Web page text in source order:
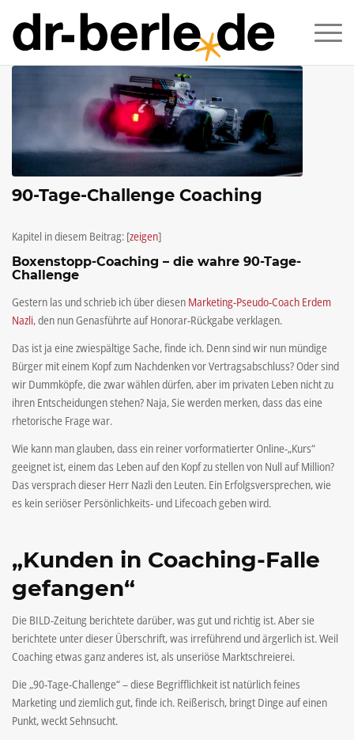
90-Tage-Challenge Coaching
Kapitel in diesem Beitrag: [zeigen]
Boxenstopp-Coaching – die wahre 90-Tage-
Challenge
Gestern las und schrieb ich über diesen Marketing-Pseudo-Coach Erdem
Nazli, den nun Genasführte auf Honorar-Rückgabe verklagen.
Das ist ja eine zwiespältige Sache, finde ich. Denn sind wir nun mündige
Bürger mit einem Kopf zum Nachdenken vor Vertragsabschluss? Oder sind
wir Dummköpfe, die zwar wählen dürfen, aber im privaten Leben nicht zu
ihren Entscheidungen stehen? Naja, Sie werden merken, dass das eine
rhetorische Frage war.
Wie kann man glauben, dass ein reiner vorformatierter Online-„Kurs“
geeignet ist, einem das Leben auf den Kopf zu stellen von Null auf Million?
Das versprach dieser Herr Nazli den Leuten. Ein Erfolgsversprechen, wie
es kein seriöser Persönlichkeits- und Lifecoach geben wird.
„Kunden in Coaching-Falle
gefangen“
Die BILD-Zeitung berichtete darüber, was gut und richtig ist. Aber sie
berichtete unter dieser Überschrift, was irreführend und ärgerlich ist. Weil
Coaching etwas ganz anderes ist, als unseriöse Marktschreierei.
Die „90-Tage-Challenge“ – diese Begrifflichkeit ist natürlich feines
Marketing und ziemlich gut, finde ich. Reißerisch, bringt Dinge auf einen
Punkt, weckt Sehnsucht.